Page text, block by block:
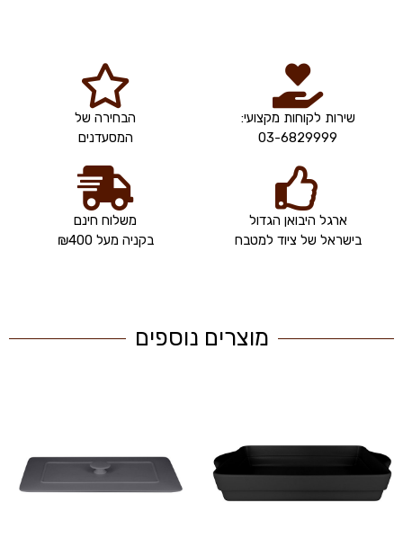
שירות לקוחות מקצועי:
03-6829999
הבחירה של
המסעדנים
ארגל היבואן הגדול
בישראל של ציוד למטבח
משלוח חינם
בקניה מעל ₪400
מוצרים נוספים